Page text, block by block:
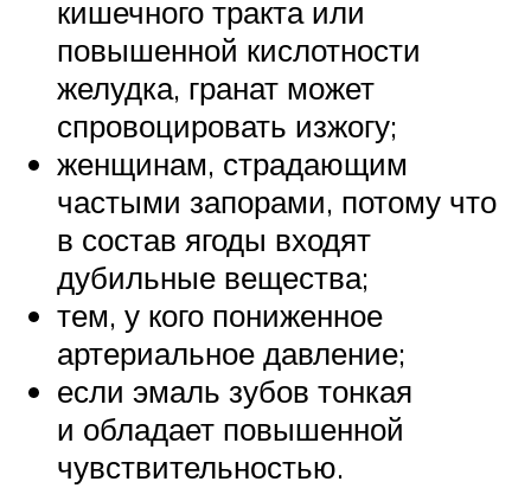
кишечного тракта или
повышенной кислотности
желудка, гранат может
спровоцировать изжогу;
женщинам, страдающим
частыми запорами, потому что
в состав ягоды входят
дубильные вещества;
тем, у кого пониженное
артериальное давление;
если эмаль зубов тонкая
и обладает повышенной
чувствительностью.